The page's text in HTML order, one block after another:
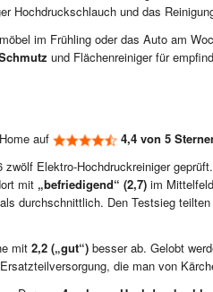
Hochdruckschlauch und das
im Frühling oder das Auto am
und Flächenreiniger für
auf 4,4 von 5
zwölf Elektro-Hochdruckreiniger
mit „befriedigend“ (2,7) im
durchschnittlich. Den Testsieg
mit 2,2 („gut“) besser ab. Gelobt
die man von